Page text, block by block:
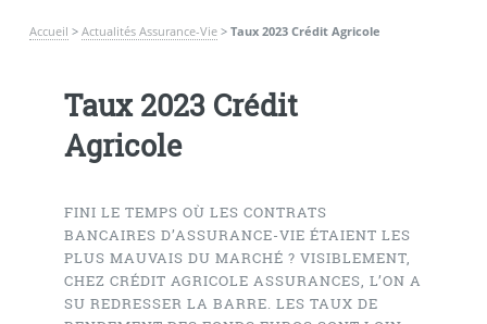
Accueil > Actualités Assurance-Vie> Taux 2023 Crédit Agricole
Taux 2023 Crédit
Agricole
FINI LE TEMPS OÙ LES CONTRATS
BANCAIRES D’ASSURANCE-VIE ÉTAIENT LES
PLUS MAUVAIS DU MARCHÉ ? VISIBLEMENT,
CHEZ CRÉDIT AGRICOLE ASSURANCES, L’ON A
SU REDRESSER LA BARRE. LES TAUX DE